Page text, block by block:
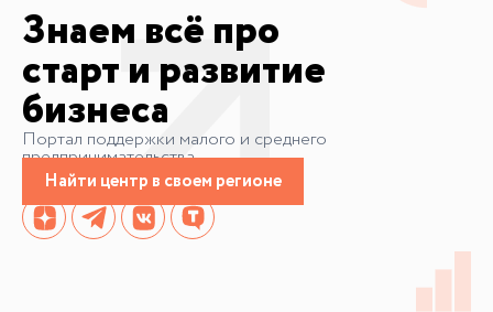
Знаем всё про
старт и развитие
бизнеса
Портал поддержки малого и среднего
предпринимательства
Найти центр в своем регионе